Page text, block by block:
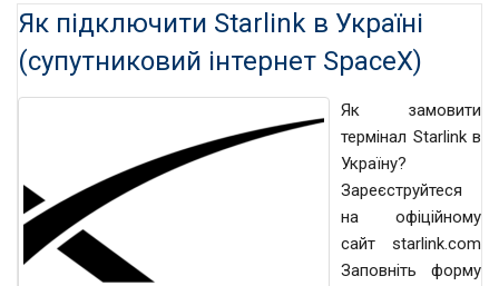
Як підключити Starlink в Україні
(супутниковий інтернет SpaceX)
Як замовити
термінал Starlink в
Україну?
Зареєструйтеся
на офіційному
сайт starlink.com
Заповніть форму